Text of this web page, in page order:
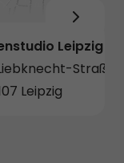
Leipzig
Straße
Leipzig